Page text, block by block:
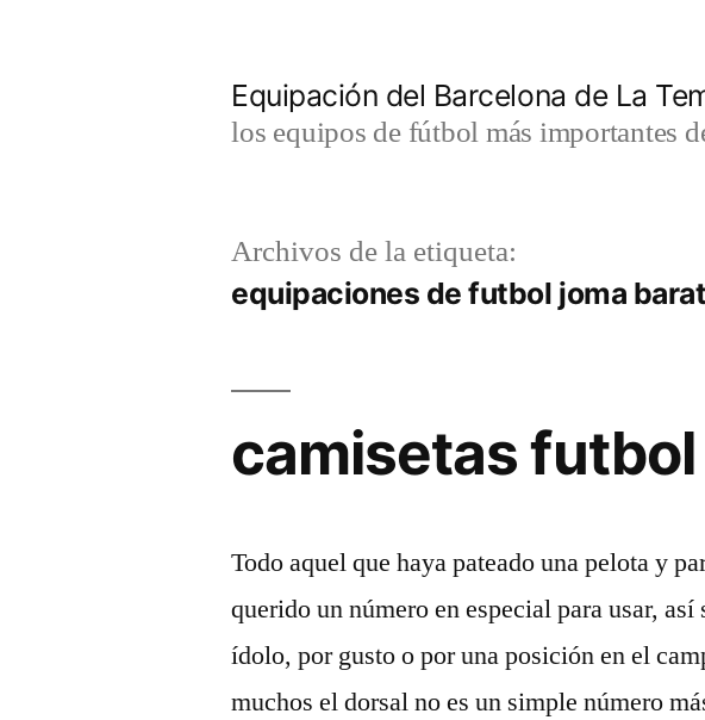
Equipación del Barcelona de La
los equipos de fútbol más importantes
Archivos de la etiqueta:
equipaciones de futbol joma
camisetas
Todo aquel que haya pateado una pelota y
querido un número en especial para usar,
ídolo, por gusto o por una posición en el
muchos el dorsal no es un simple número